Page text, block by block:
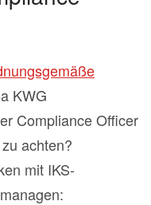
KWG
Compliance Officer
achten?
mit IKS-